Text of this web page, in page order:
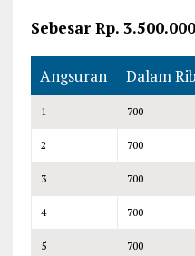
Sebesar Rp. 3.500.000
Angsuran Dalam
1 700
2 700
3 700
4 700
5 700